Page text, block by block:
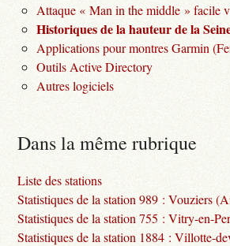
Attaque « Man in the middle » facile
Historiques de la hauteur de la
Applications pour montres Garmin
Outils Active Directory
Autres logiciels
Dans la même rubrique
Liste des stations
Statistiques de la station 989 : Vouziers
Statistiques de la station 755 : Vitry-en-
Statistiques de la station 1884 : Villotte-